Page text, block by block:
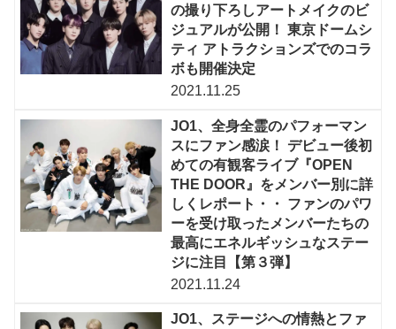
の撮り下ろしアートメイクのビ
ジュアルが公開！ 東京ドームシ
ティ アトラクションズでのコラ
ボも開催決定
2021.11.25
JO1、全身全霊のパフォーマン
スにファン感涙！ デビュー後初
めての有観客ライブ『OPEN
THE DOOR』をメンバー別に詳
しくレポート・・ ファンのパワ
ーを受け取ったメンバーたちの
最高にエネルギッシュなステー
ジに注目【第３弾】
2021.11.24
JO1、ステージへの情熱とファ